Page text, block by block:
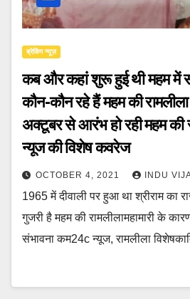
ब्रेकिंग न्यूज़
कब और कहां शुरू हुई थी महम में
कौन-कौन रहे हैं महम की
अक्टूबर से आरंभ हो रही महम की
न्यूज की विशेष कवरेज
OCTOBER 4, 2021 INDU
1965 में दीवाली पर हुआ था श्रीराम का
गुजरी है महम की रामलीलामहामारी के
संभावना कम24c न्यूज, रामलीला